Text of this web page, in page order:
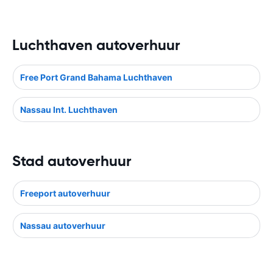
Luchthaven autoverhuur
Free Port Grand Bahama Luchthaven
Nassau Int. Luchthaven
Stad autoverhuur
Freeport autoverhuur
Nassau autoverhuur